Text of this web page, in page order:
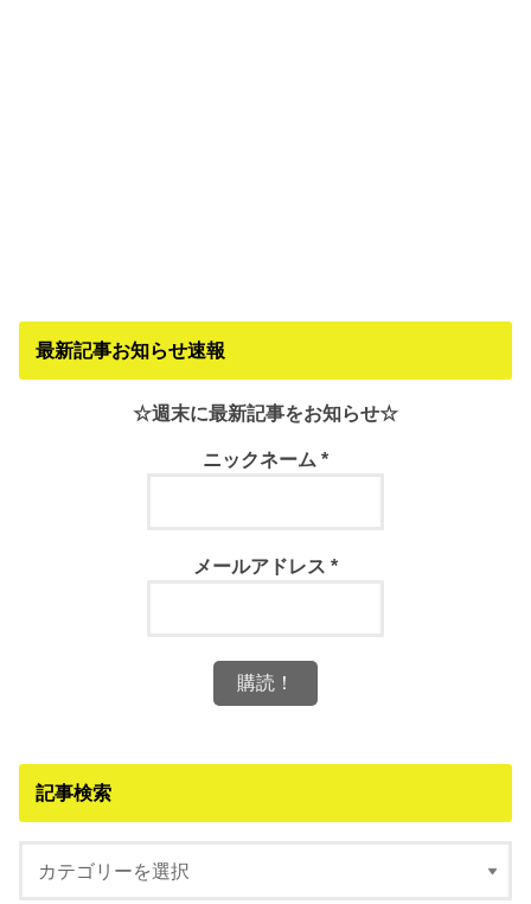
最新記事お知らせ速報
☆週末に最新記事をお知らせ☆
ニックネーム *
メールアドレス *
記事検索